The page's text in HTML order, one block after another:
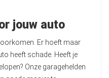
jouw auto
Er hoeft maar
heeft schade. Heeft je
Onze garagehelden